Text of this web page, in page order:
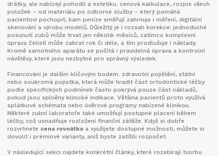
drátky, ale nabízejí pohodlí a estetiku. cenová kalkulace, rozpis všech
položek – od materiálu po odborné služby – který pomáhá
pacientovi pochopit, kam peníze směřují zahrnuje i měření, digitální
skenování a výrobu modelů. Důležitý je i rozsah korekce: jednoduché
posunutí zubů může trvat jen několik měsíců, zatímco komplexní
úprava čelistí může zabrat rok či déle, a tím prodlužuje i náklady.
Kromě samotného aparátu se počítá i pravidelná úprava a kontrolní
návštěvy, které jsou nezbytné pro správný výsledek.
Financování je dalším klíčovým bodem. zdravotní pojištění, státní
nebo soukromá pojistka, která může hradit část ortodontické léčby
podle specifických podmínek často pokrývá pouze část nákladů,
pokud jsou splněny klinické indikace. Většina pacientů proto využívá
splátkové schémata nebo úvěrové programy nabízené klinikou.
Některé zubní laboratoře také umožňují postupné placení během
léčby, což usnadňuje rozložení finanční zátěže. Když si dobře
rozvrhnete cena rovnátka a využijete dostupné možnosti, můžete si
dovolit i prémiové varianty, aniž byste zatížili rozpočet.
V následující sekci najdete konkrétní články, které rozebírají tvorbu